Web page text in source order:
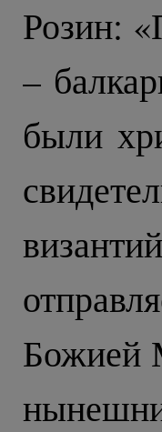
Розин:
–
были
Божией